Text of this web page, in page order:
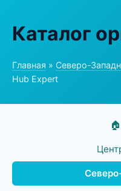
Каталог
Главная » Северо-
Hub Expert